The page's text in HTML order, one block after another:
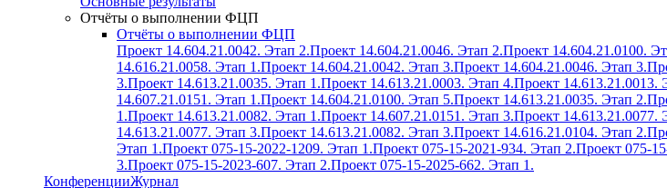
Отчёты о выполнении ФЦП
Отчёты о выполнении ФЦП
Проект 14.604.21.0042. Этап 2.Проект 14.604.21.0046. Этап 2.Проект 14.604.21.0100.
14.616.21.0058. Этап 1.Проект 14.604.21.0042. Этап 3.Проект 14.604.21.0046. Этап 3.
3.Проект 14.613.21.0035. Этап 1.Проект 14.613.21.0003. Этап 4.Проект 14.613.21.0013.
14.607.21.0151. Этап 1.Проект 14.604.21.0100. Этап 5.Проект 14.613.21.0035. Этап 2.
1.Проект 14.613.21.0082. Этап 1.Проект 14.607.21.0151. Этап 3.Проект 14.613.21.0077.
14.613.21.0077. Этап 3.Проект 14.613.21.0082. Этап 3.Проект 14.616.21.0104. Этап 2.
Этап 1.Проект 075-15-2022-1209. Этап 1.Проект 075-15-2021-934. Этап 2.Проект 075-
3.Проект 075-15-2023-607. Этап 2.Проект 075-15-2025-662. Этап 1.
КонференцииЖурнал